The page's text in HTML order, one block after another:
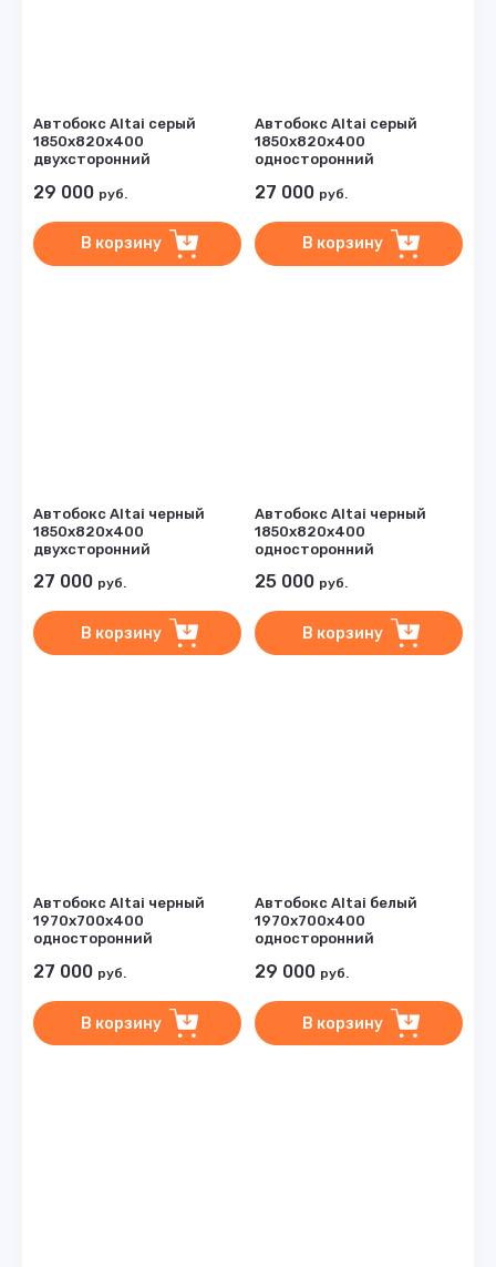
Автобокс Altai серый
1850х820х400
двухсторонний
29 000 руб.
В корзину
Автобокс Altai серый
1850х820х400
односторонний
27 000 руб.
В корзину
Автобокс Altai черный
1850х820х400
двухсторонний
27 000 руб.
В корзину
Автобокс Altai черный
1850х820х400
односторонний
25 000 руб.
В корзину
Автобокс Altai черный
1970х700х400
односторонний
27 000 руб.
В корзину
Автобокс Altai белый
1970х700х400
односторонний
29 000 руб.
В корзину